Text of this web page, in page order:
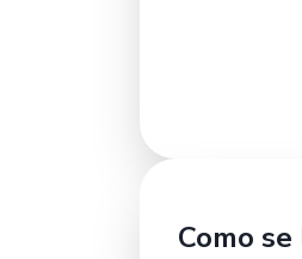
prefere um
Como